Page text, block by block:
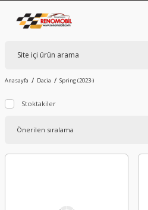
Anasayfa Dacia Spring (2023-)
Stoktakiler